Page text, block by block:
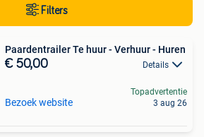
Filters
Paardentrailer Te huur - Verhuur - Huren
€ 50,00 Details
Bezoek website
Topadvertentie
3 aug 26